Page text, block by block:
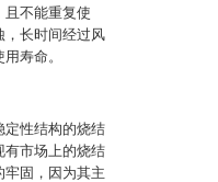
且不能重复使
，长时间经过风
寿命。
定性结构的烧结
有市场上的烧结
牢固，因为其主